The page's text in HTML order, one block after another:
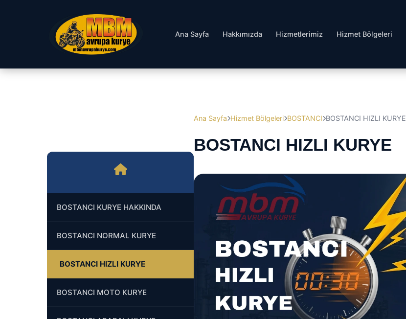
Ana Sayfa Hakkımızda Hizmetlerimiz Hizmet Bölgeleri
BOSTANCI KURYE HAKKINDA
BOSTANCI NORMAL KURYE
BOSTANCI HIZLI KURYE
BOSTANCI MOTO KURYE
Ana Sayfa Hizmet Bölgeleri BOSTANCI BOSTANCI HIZLI KURYE
BOSTANCI HIZLI KURYE